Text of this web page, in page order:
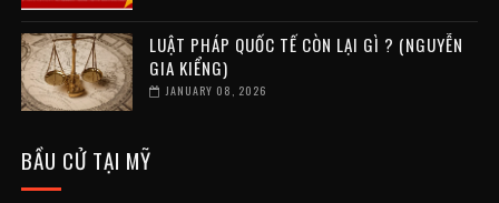
LUẬT PHÁP QUỐC TẾ CÒN LẠI GÌ ? (NGUYỄN
GIA KIỂNG)
JANUARY 08, 2026
BẦU CỬ TẠI MỸ